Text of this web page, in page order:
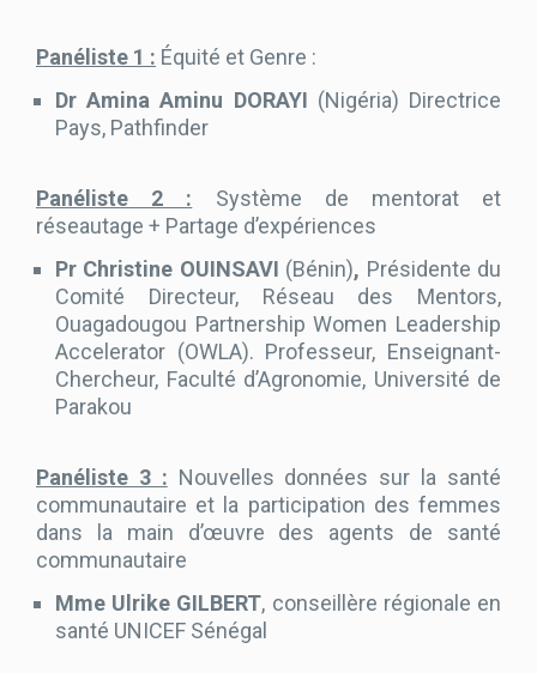
Panéliste 1 : Équité et Genre :
Dr Amina Aminu DORAYI (Nigéria) Directrice
Pays, Pathfinder
Panéliste 2 : Système de mentorat et
réseautage + Partage d’expériences
Pr Christine OUINSAVI (Bénin), Présidente du
Comité Directeur, Réseau des Mentors,
Ouagadougou Partnership Women Leadership
Accelerator (OWLA). Professeur, Enseignant-
Chercheur, Faculté d’Agronomie, Université de
Parakou
Panéliste 3 : Nouvelles données sur la santé
communautaire et la participation des femmes
dans la main d’œuvre des agents de santé
communautaire
Mme Ulrike GILBERT, conseillère régionale en
santé UNICEF Sénégal